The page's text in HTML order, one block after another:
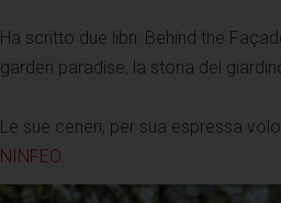
Ha scritto due libri: Behind the
garden paradise, la storia del
Le sue ceneri, per sua espressa
NINFEO